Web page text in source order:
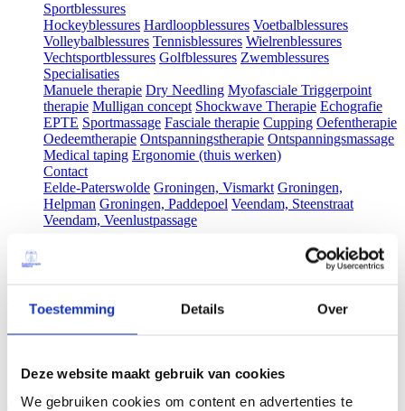
Toestemming Details Over
Deze website maakt gebruik van cookies
We gebruiken cookies om content en advertenties te
Sportblessures
Hockeyblessures Hardloopblessures Voetbalblessures
Volleybalblessures Tennisblessures Wielrenblessures
Vechtsportblessures Golfblessures Zwemblessures
Specialisaties
Manuele therapie Dry Needling Myofasciale Triggerpoint
therapie Mulligan concept Shockwave Therapie Echografie
EPTE Sportmassage Fasciale therapie Cupping Oefentherapie
Oedeemtherapie Ontspanningstherapie Ontspanningsmassage
Medical taping Ergonomie (thuis werken)
Contact
Eelde-Paterswolde Groningen, Vismarkt Groningen,
Helpman Groningen, Paddepoel Veendam, Steenstraat
Veendam, Veenlustpassage
Chronische klachten
Long Covid